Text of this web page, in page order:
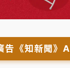
告《知新聞》